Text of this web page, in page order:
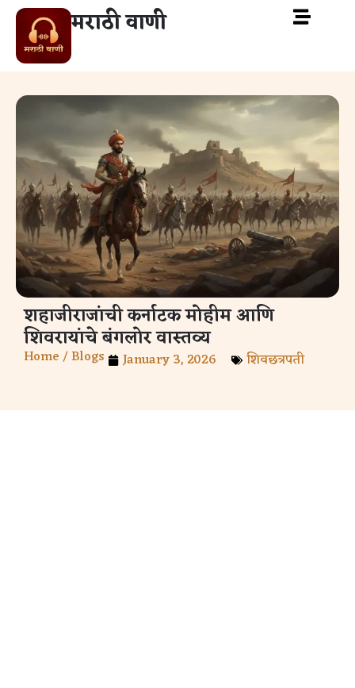
मराठी वाणी
शहाजीराजांची कर्नाटक मोहीम आणि
शिवरायांचे बंगलोर वास्तव्य
Home /Blogs January 3, 2026 शिवछत्रपती